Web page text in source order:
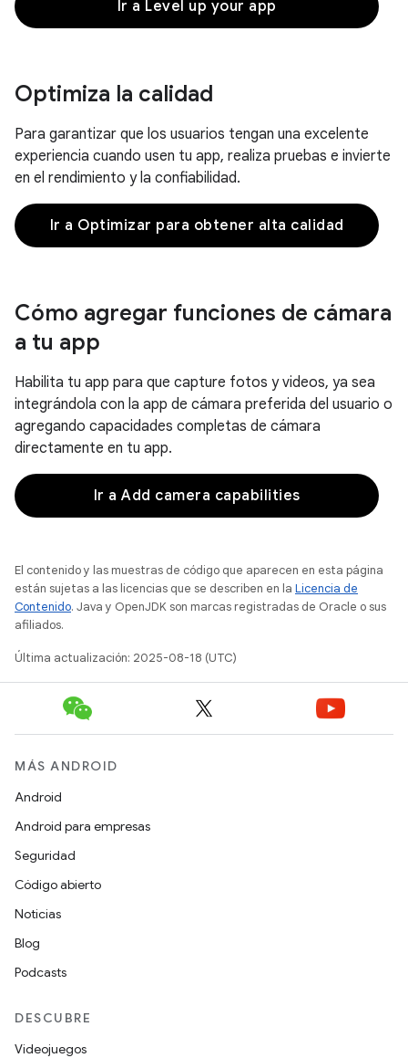
Ir a Level up your app
Optimiza la calidad
Para garantizar que los usuarios tengan una excelente
experiencia cuando usen tu app, realiza pruebas e invierte
en el rendimiento y la confiabilidad.
Ir a Optimizar para obtener alta calidad
Cómo agregar funciones de cámara
a tu app
Habilita tu app para que capture fotos y videos, ya sea
integrándola con la app de cámara preferida del usuario o
agregando capacidades completas de cámara
directamente en tu app.
Ir a Add camera capabilities
El contenido y las muestras de código que aparecen en esta página
están sujetas a las licencias que se describen en la Licencia de
Contenido. Java y OpenJDK son marcas registradas de Oracle o sus
afiliados.
Última actualización: 2025-08-18 (UTC)
MÁS ANDROID
Android
Android para empresas
Seguridad
Código abierto
Noticias
Blog
Podcasts
DESCUBRE
Videojuegos